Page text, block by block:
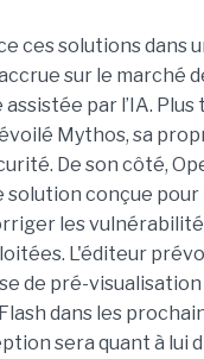
ces solutions dans
sur le marché
par l’IA.
Mythos, sa
De son côté,
solution conçue
les
L'éditeur
de pré-visualisation
dans les
sera quant à lui